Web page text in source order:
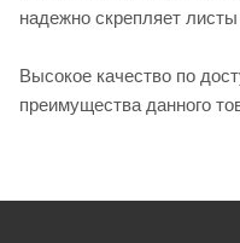
надежно скрепляет
Высокое качество по
преимущества данного